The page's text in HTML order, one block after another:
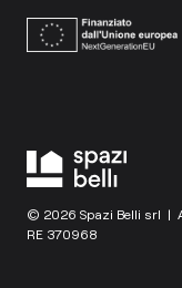
© 2026 Spazi Belli srl |
RE 370968